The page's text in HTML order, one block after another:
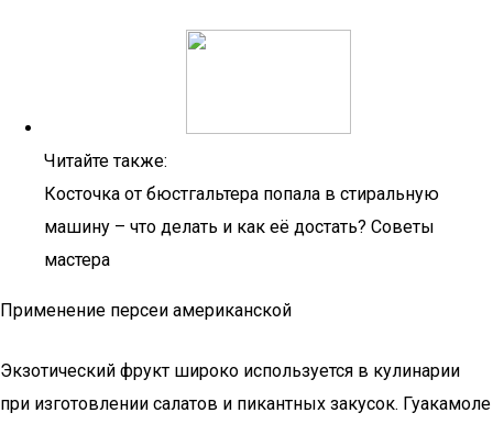
Читайте также:
Косточка от бюстгальтера попала в стиральную
машину – что делать и как её достать? Советы
мастера
Применение персеи американской
Экзотический фрукт широко используется в кулинарии
при изготовлении салатов и пикантных закусок. Гуакамоле